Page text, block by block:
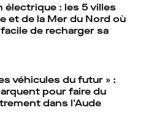
électrique : les 5 villes
et de la Mer du Nord où
de recharger sa
véhicules du futur » :
pour faire du
dans l'Aude